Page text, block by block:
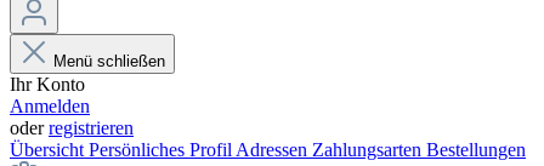
Menü schließen
Ihr Konto
Anmelden
oderregistrieren
Übersicht Persönliches Profil Adressen Zahlungsarten Bestellungen